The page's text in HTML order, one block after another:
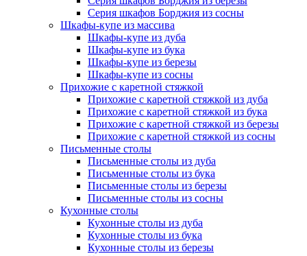
Серия шкафов Борджия из сосны
Шкафы-купе из массива
Шкафы-купе из дуба
Шкафы-купе из бука
Шкафы-купе из березы
Шкафы-купе из сосны
Прихожие с каретной стяжкой
Прихожие с каретной стяжкой из дуба
Прихожие с каретной стяжкой из бука
Прихожие с каретной стяжкой из березы
Прихожие с каретной стяжкой из сосны
Письменные столы
Письменные столы из дуба
Письменные столы из бука
Письменные столы из березы
Письменные столы из сосны
Кухонные столы
Кухонные столы из дуба
Кухонные столы из бука
Кухонные столы из березы